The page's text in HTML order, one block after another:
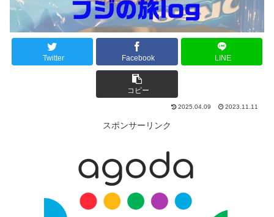
Twitter Facebook LINE
コピー
2025.04.09 2023.11.11
スポンサーリンク